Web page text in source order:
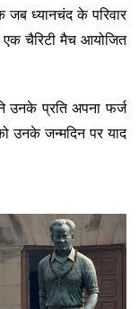
ध्यानचंद के परिवार
एक चैरिटी मैच आयोजित
उनके प्रति अपना फर्ज
उनके जन्मदिन पर याद